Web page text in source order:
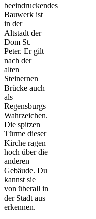
beeindruckendes
Bauwerk ist
in der
Altstadt der
Dom St.
Peter. Er gilt
nach der
alten
Steinernen
Brücke auch
als
Regensburgs
Wahrzeichen.
Die spitzen
Türme dieser
Kirche ragen
hoch über die
anderen
Gebäude. Du
kannst sie
von überall in
der Stadt aus
erkennen.